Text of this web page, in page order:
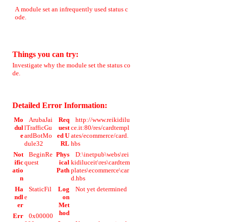
A module set an infrequently used status c
ode.
Things you can try:
Investigate why the module set the status co
de.
Detailed Error Information:
Mo
dul
e
ArubaJai
lTrafficGu
ardBotMo
dule32
Not
ific
atio
n
BeginRe
quest
Ha
ndl
er
StaticFil
e
Err
0x00000
Req
uest
ed U
RL
http://www.reikidilu
ce.it:80/res/cardtempl
ates/ecommerce/card.
hbs
Phys
ical
Path
D:\inetpub\webs\rei
kidiluceit\res\cardtem
plates\ecommerce\car
d.hbs
Log
on
Met
hod
Not yet determined